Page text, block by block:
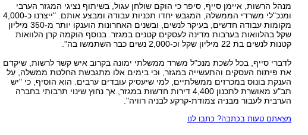
מנהל הרשות, איימן סייף, סיפר כי הוקם שולחן עגול, בשיתוף נציגי המגזר הערבי
ומנכ"לי משרדי הממשלה, המגבש יחדו תכניות עבודה ומבצע אותם. "ייצרנו כ-4,000
מקומות עבודה חדשים, בעיקר לנשים, ובשנים האחרונות הוענקו יותר מ-350 מיליון
שקל בהלוואות בערבות מדינה לעסקים קטנים במגזר. בנוסף הוקמה קרן הלוואות
קטנות לנשים בת 22 מיליון שקל וכ-2,000 נשים כבר השתמשו בה".
לדברי סייף, בכל לשכת מנכ"ל משרד ממשלתי ימונה בקרוב איש קשר לרשות, שיקדם
את פיתוח העסקים והתעשייה במגזר, וכי בימים אלו מתגבשת החלטת ממשלה, על
הענקת בונוס במכרזים ממשלתיים, למי שיעסיק עובדים ערבים. הוא הוסיף, כי "יש
תב"ע מאושרת לתכנון 4,400 דירות חדשות במגזר, אך נחוץ שינוי תרבותי בחברה
הערבית לעבור מבניה צמודת-קרקע לבניה רוויה".
מצאתם טעות בכתבה? כתבו לנו